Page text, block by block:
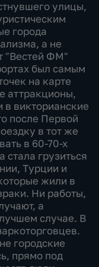
улицы,
города
а не
"Вестей ФМ"
был самым
на карте
аттракционы,
в викторианские
после Первой
в тот же
в 60-70-х
грузиться
Турции и
жили в
Ни работы,
а
случае. В
городские
прямо под